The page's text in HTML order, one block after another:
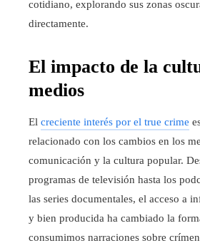
cotidiano, explorando sus zonas
directamente.
El impacto de la
medios
El creciente interés por el true crime
relacionado con los cambios en los
comunicación y la cultura popular.
programas de televisión hasta los
las series documentales, el acceso a
y bien producida ha cambiado la
consumimos narraciones sobre